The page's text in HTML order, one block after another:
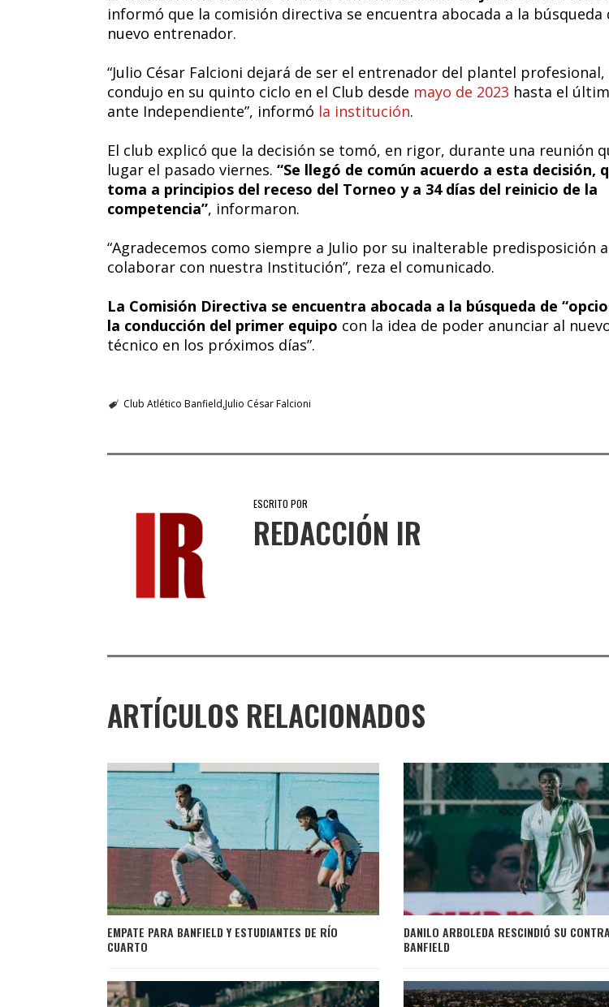
informó que la comisión directiva se encuentra abocada a la búsqueda
nuevo entrenador.
“Julio César Falcioni dejará de ser el entrenador del plantel profesional,
condujo en su quinto ciclo en el Club desde mayo de 2023 hasta el
ante Independiente”, informó la institución.
El club explicó que la decisión se tomó, en rigor, durante una reunión
lugar el pasado viernes. “Se llegó de común acuerdo a esta decisión,
toma a principios del receso del Torneo y a 34 días del reinicio de la
competencia”, informaron.
“Agradecemos como siempre a Julio por su inalterable predisposición a
colaborar con nuestra Institución”, reza el comunicado.
La Comisión Directiva se encuentra abocada a la búsqueda de
la conducción del primer equipo con la idea de poder anunciar al
técnico en los próximos días”.
Club Atlético Banfield Julio César Falcioni
ESCRITO POR
REDACCIÓN IR
ARTÍCULOS RELACIONADOS
EMPATE PARA BANFIELD Y ESTUDIANTES DE RÍO
CUARTO
DANILO ARBOLEDA RESCINDIÓ SU
BANFIELD